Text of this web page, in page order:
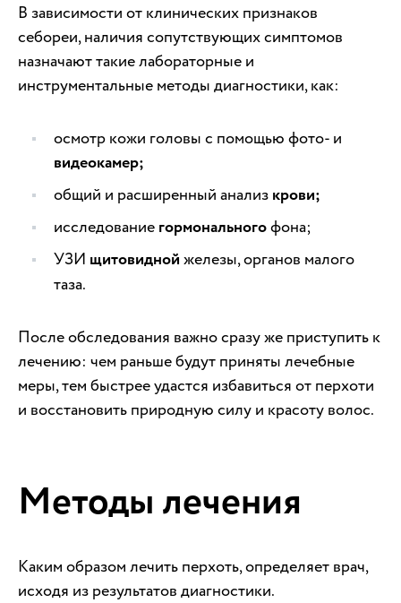
В зависимости от клинических признаков
себореи, наличия сопутствующих симптомов
назначают такие лабораторные и
инструментальные методы диагностики, как:
осмотр кожи головы с помощью фото- и
видеокамер;
общий и расширенный анализ крови;
исследование гормональногофона;
УЗИ щитовидной железы, органов малого
таза.
После обследования важно сразу же приступить к
лечению: чем раньше будут приняты лечебные
меры, тем быстрее удастся избавиться от перхоти
и восстановить природную силу и красоту волос.
Методы лечения
Каким образом лечить перхоть, определяет врач,
исходя из результатов диагностики.